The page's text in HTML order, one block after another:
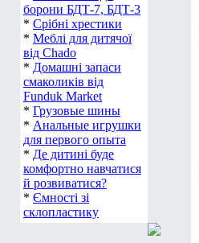
борони БДТ-7, БДТ-3
* Срібні хрестики
* Меблі для дитячої
від Chado
* Домашні запаси
смаколиків від
Funduk Market
* Грузовые шины
* Анальные игрушки
для первого опыта
* Де дитині буде
комфортно навчатися
й розвиватися?
* Ємності зі
склопластику